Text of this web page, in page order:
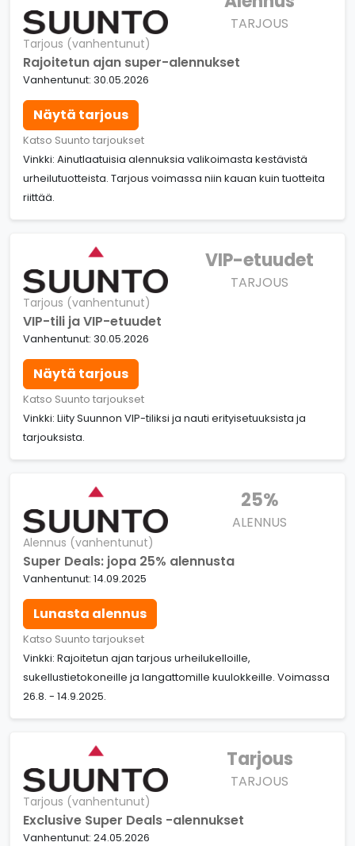
TARJOUS
Tarjous (vanhentunut)
Rajoitetun ajan super-alennukset
Vanhentunut: 30.05.2026
Näytä tarjous
Katso Suunto tarjoukset
Vinkki: Ainutlaatuisia alennuksia valikoimasta kestävistä
urheilutuotteista. Tarjous voimassa niin kauan kuin tuotteita
riittää.
VIP-etuudet
TARJOUS
Tarjous (vanhentunut)
VIP-tili ja VIP-etuudet
Vanhentunut: 30.05.2026
Näytä tarjous
Katso Suunto tarjoukset
Vinkki: Liity Suunnon VIP-tiliksi ja nauti erityisetuuksista ja
tarjouksista.
25%
ALENNUS
Alennus (vanhentunut)
Super Deals: jopa 25% alennusta
Vanhentunut: 14.09.2025
Lunasta alennus
Katso Suunto tarjoukset
Vinkki: Rajoitetun ajan tarjous urheilukelloille,
sukellustietokoneille ja langattomille kuulokkeille. Voimassa
26.8. - 14.9.2025.
Tarjous
TARJOUS
Tarjous (vanhentunut)
Exclusive Super Deals -alennukset
Vanhentunut: 24.05.2026